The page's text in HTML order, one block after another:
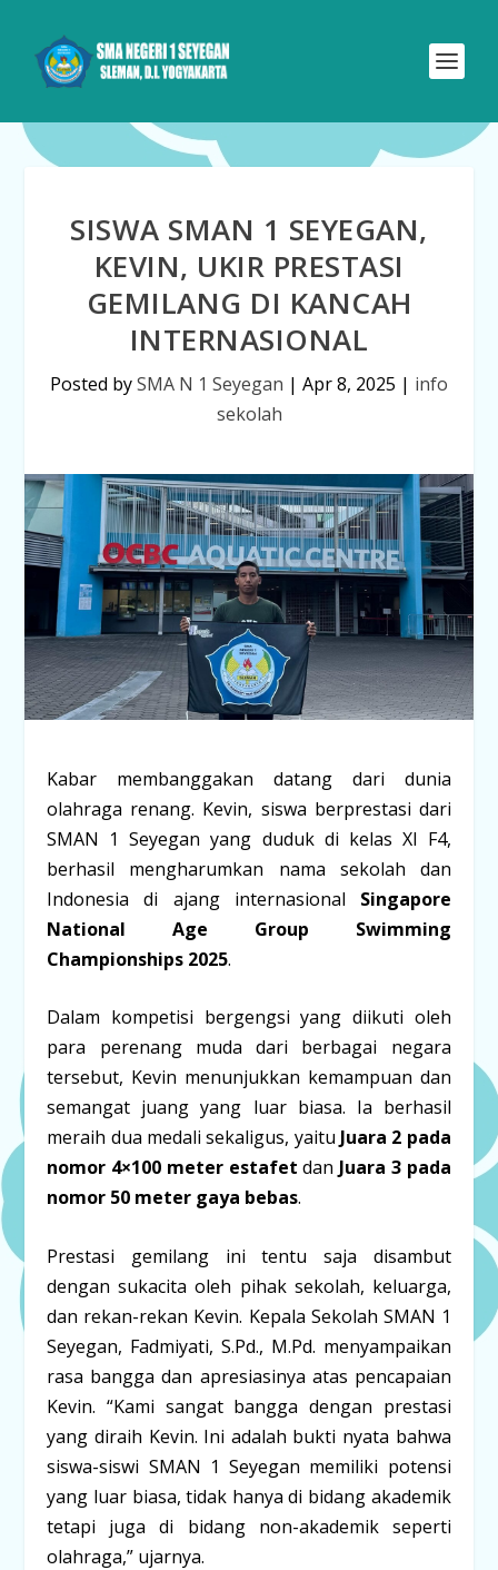
SISWA SMAN 1 SEYEGAN,
KEVIN, UKIR PRESTASI
GEMILANG DI KANCAH
INTERNASIONAL
Posted bySMA N 1 Seyegan | Apr 8, 2025 | info
sekolah
Kabar membanggakan datang dari dunia
olahraga renang. Kevin, siswa berprestasi dari
SMAN 1 Seyegan yang duduk di kelas XI F4,
berhasil mengharumkan nama sekolah dan
Indonesia di ajang internasional Singapore
National Age Group Swimming
Championships 2025.
Dalam kompetisi bergengsi yang diikuti oleh
para perenang muda dari berbagai negara
tersebut, Kevin menunjukkan kemampuan dan
semangat juang yang luar biasa. Ia berhasil
meraih dua medali sekaligus, yaitu Juara 2 pada
nomor 4×100 meter estafet dan Juara 3 pada
nomor 50 meter gaya bebas.
Prestasi gemilang ini tentu saja disambut
dengan sukacita oleh pihak sekolah, keluarga,
dan rekan-rekan Kevin. Kepala Sekolah SMAN 1
Seyegan, Fadmiyati, S.Pd., M.Pd. menyampaikan
rasa bangga dan apresiasinya atas pencapaian
Kevin. “Kami sangat bangga dengan prestasi
yang diraih Kevin. Ini adalah bukti nyata bahwa
siswa-siswi SMAN 1 Seyegan memiliki potensi
yang luar biasa, tidak hanya di bidang akademik
tetapi juga di bidang non-akademik seperti
olahraga,” ujarnya.